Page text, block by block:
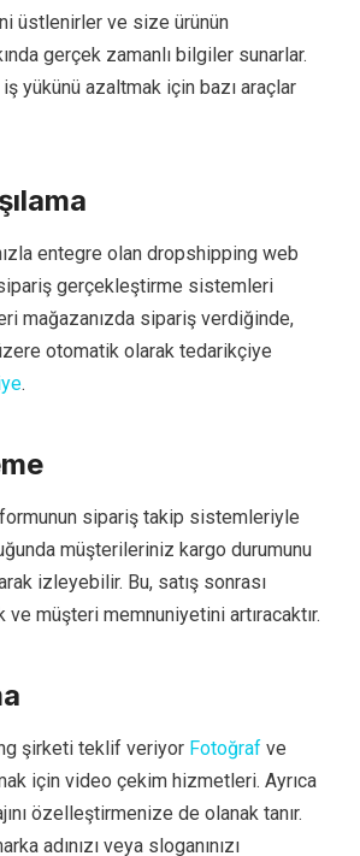
üstlenirler ve size ürünün
gerçek zamanlı bilgiler sunarlar.
yükünü azaltmak için bazı araçlar
entegre olan dropshipping web
gerçekleştirme sistemleri
mağazanızda sipariş verdiğinde,
otomatik olarak tedarikçiye
.
sipariş takip sistemleriyle
müşterileriniz kargo durumunu
izleyebilir. Bu, satış sonrası
ve müşteri memnuniyetini artıracaktır.
şirketi teklif veriyor Fotoğraf ve
için video çekim hizmetleri. Ayrıca
özelleştirmenize de olanak tanır.
adınızı veya sloganınızı